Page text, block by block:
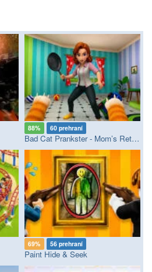
88% 60 prehraní
Bad Cat Prankster - Mom’s Return
69% 56 prehraní
Paint Hide & Seek